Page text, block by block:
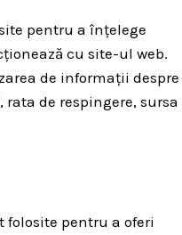
pentru a înțelege
cu site-ul web.
de informații despre
de respingere, sursa
pentru a oferi